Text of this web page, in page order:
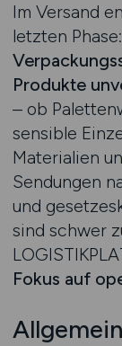
Im Versand
letzten
Produkte
– ob
sensible
Materialien
Sendungen
und
sind schwer
Fokus auf